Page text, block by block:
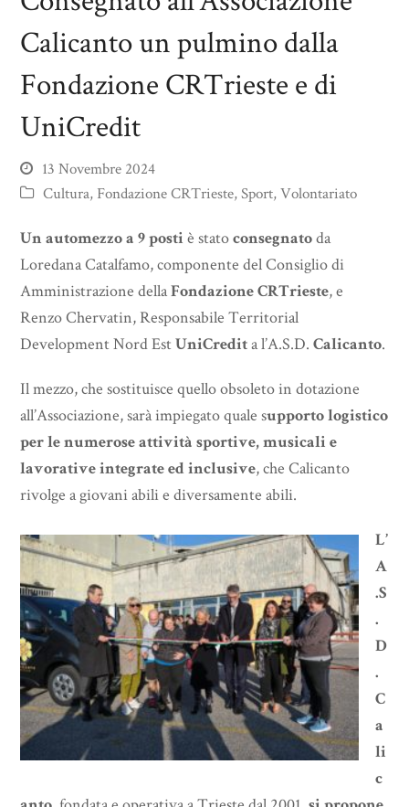
Calicanto un pulmino dalla
Fondazione CRTrieste e di
UniCredit
13 Novembre 2024
Cultura, Fondazione CRTrieste,Sport,Volontariato
Un automezzo a 9 posti è statoconsegnatoda
Loredana Catalfamo, componente del Consiglio di
Amministrazione dellaFondazione CRTrieste, e
Renzo Chervatin, Responsabile Territorial
Development Nord EstUniCredita l’A.S.D.Calicanto.
Il mezzo, che sostituisce quello obsoleto in dotazione
all’Associazione, sarà impiegato quale supporto logistico
per le numerose attività sportive, musicali e
lavorative integrate ed inclusive, che Calicanto
rivolge a giovani abili e diversamente abili.
L’
A
.S
.
D
.
C
a
li
c